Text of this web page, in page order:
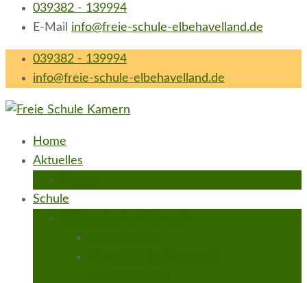
039382 - 139994
E-Mail info@freie-schule-elbehavelland.de
039382 - 139994
info@freie-schule-elbehavelland.de
Freie Schule Elbe-Havel-Land in Kamern
neugierig e.V.
Home
Aktuelles
Schule